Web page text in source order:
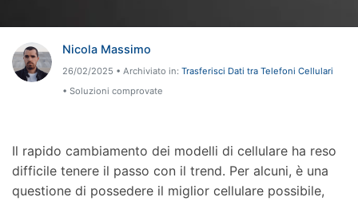
Protezione Telefono
Nicola Massimo
26/02/2025 • Archiviato in: Trasferisci Dati tra Telefoni Cellulari
• Soluzioni comprovate
Il rapido cambiamento dei modelli di cellulare ha reso
difficile tenere il passo con il trend. Per alcuni, è una
questione di possedere il miglior cellulare possibile,